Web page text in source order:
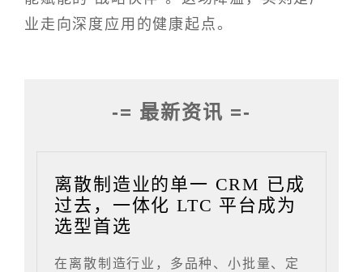
业走向深度应用的健康起点。
-= 最新资讯 =-
离散制造业的单一 CRM 已成
过去，一体化 LTC 平台成为
选型首选
在离散制造行业，多品种、小批量、定